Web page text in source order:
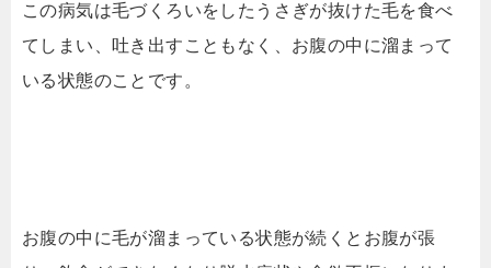
この病気は毛づくろいをしたうさぎが抜けた毛を食べ
てしまい、吐き出すこともなく、お腹の中に溜まって
いる状態のことです。
お腹の中に毛が溜まっている状態が続くとお腹が張